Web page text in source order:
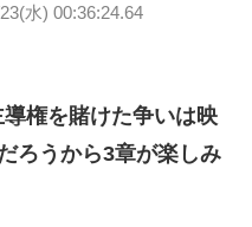
水) 00:36:24.64
権を賭けた争いは映
ろうから3章が楽しみ